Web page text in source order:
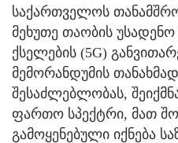
საქართველოს
მეხუთე თაობის უსადენო
ქსელების (5G)
მემორანდუმის
შესაძლებლობას,
ფართო სპექტრი, მათ
გამოყენებული იქნება